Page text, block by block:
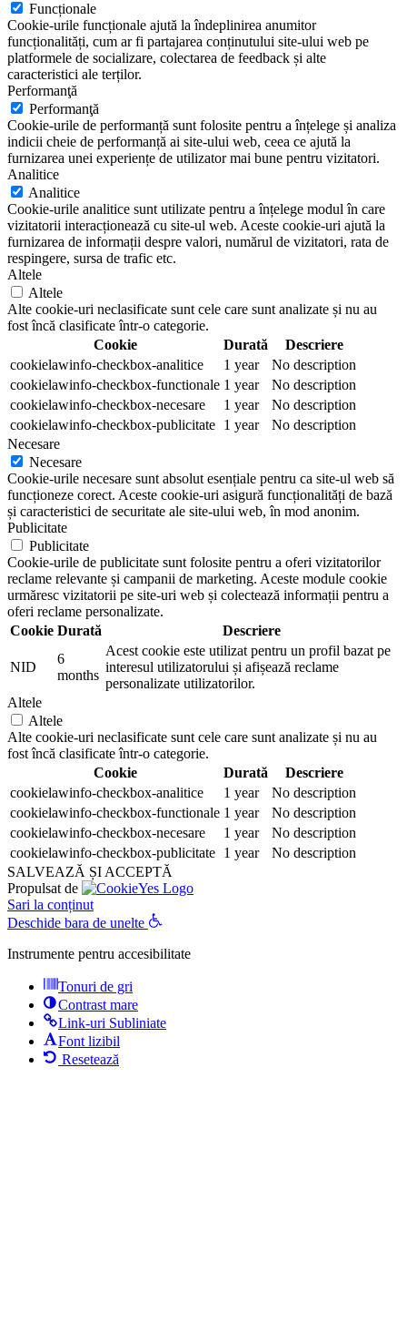
Funcționale
Cookie-urile funcționale ajută la îndeplinirea anumitor
funcționalități, cum ar fi partajarea conținutului site-ului web pe
platformele de socializare, colectarea de feedback și alte
caracteristici ale terților.
Performanţă
Performanţă
Cookie-urile de performanță sunt folosite pentru a înțelege și analiza
indicii cheie de performanță ai site-ului web, ceea ce ajută la
furnizarea unei experiențe de utilizator mai bune pentru vizitatori.
Analitice
Analitice
Cookie-urile analitice sunt utilizate pentru a înțelege modul în care
vizitatorii interacționează cu site-ul web. Aceste cookie-uri ajută la
furnizarea de informații despre valori, numărul de vizitatori, rata de
respingere, sursa de trafic etc.
Altele
Altele
Alte cookie-uri neclasificate sunt cele care sunt analizate și nu au
fost încă clasificate într-o categorie.
Cookie
Durată
Descriere
cookielawinfo-checkbox-analitice
1 year
No description
cookielawinfo-checkbox-functionale 1 year
No description
cookielawinfo-checkbox-necesare
1 year
No description
cookielawinfo-checkbox-publicitate 1 year
No description
Necesare
Necesare
Cookie-urile necesare sunt absolut esențiale pentru ca site-ul web să
funcționeze corect. Aceste cookie-uri asigură funcționalități de bază
și caracteristici de securitate ale site-ului web, în mod anonim.
Publicitate
Publicitate
Cookie-urile de publicitate sunt folosite pentru a oferi vizitatorilor
reclame relevante și campanii de marketing. Aceste module cookie
urmăresc vizitatorii pe site-uri web și colectează informații pentru a
oferi reclame personalizate.
Cookie Durată Descriere
NID
6
months
Acest cookie este utilizat pentru un profil bazat pe
interesul utilizatorului și afișează reclame
personalizate utilizatorilor.
Altele
Altele
Alte cookie-uri neclasificate sunt cele care sunt analizate și nu au
fost încă clasificate într-o categorie.
Cookie
Durată
Descriere
cookielawinfo-checkbox-analitice
1 year
No description
cookielawinfo-checkbox-functionale 1 year
No description
cookielawinfo-checkbox-necesare
1 year
No description
cookielawinfo-checkbox-publicitate 1 year
No description
SALVEAZĂ ȘI ACCEPTĂ
Propulsat de
Sari la conținut
Deschide bara de unelte
Instrumente pentru accesibilitate
Tonuri de gri
Contrast mare
Link-uri Subliniate
Font lizibil
Resetează